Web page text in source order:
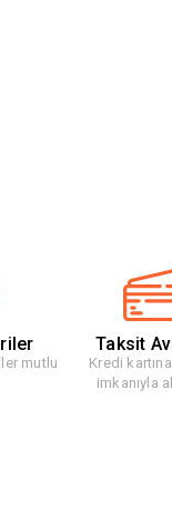
mutlu
Taksit
Kredi
imkanıyla